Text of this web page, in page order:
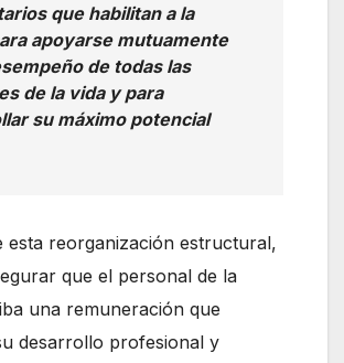
que habilitan a la
apoyarse mutuamente
de todas las
de la vida y para
su máximo potencial
esta reorganización estructural,
que el personal de la
una remuneración que
desarrollo profesional y